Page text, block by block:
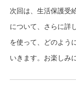
次回は、生活保護受
について、さらに詳
を使って、どのよう
いきます。お楽しみ